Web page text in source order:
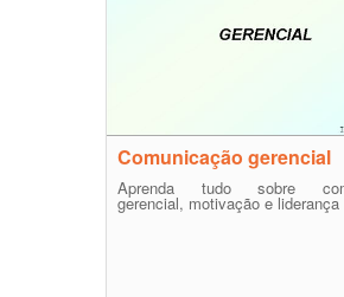
Comunicação gerencial
Aprenda tudo sobre
gerencial, motivação e liderança